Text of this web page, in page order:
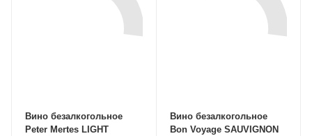
Вино безалкогольное
Peter Mertes LIGHT
Вино безалкогольное
Bon Voyage SAUVIGNON